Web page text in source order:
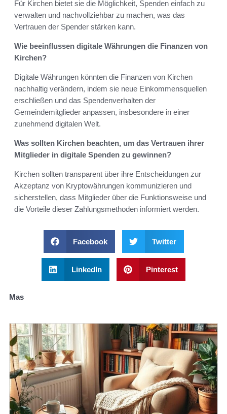
Für Kirchen bietet sie die Möglichkeit, Spenden einfach zu
verwalten und nachvollziehbar zu machen, was das
Vertrauen der Spender stärken kann.
Wie beeinflussen digitale Währungen die Finanzen von
Kirchen?
Digitale Währungen könnten die Finanzen von Kirchen
nachhaltig verändern, indem sie neue Einkommensquellen
erschließen und das Spendenverhalten der
Gemeindemitglieder anpassen, insbesondere in einer
zunehmend digitalen Welt.
Was sollten Kirchen beachten, um das Vertrauen ihrer
Mitglieder in digitale Spenden zu gewinnen?
Kirchen sollten transparent über ihre Entscheidungen zur
Akzeptanz von Kryptowährungen kommunizieren und
sicherstellen, dass Mitglieder über die Funktionsweise und
die Vorteile dieser Zahlungsmethoden informiert werden.
Facebook Twitter
LinkedIn Pinterest
Mas